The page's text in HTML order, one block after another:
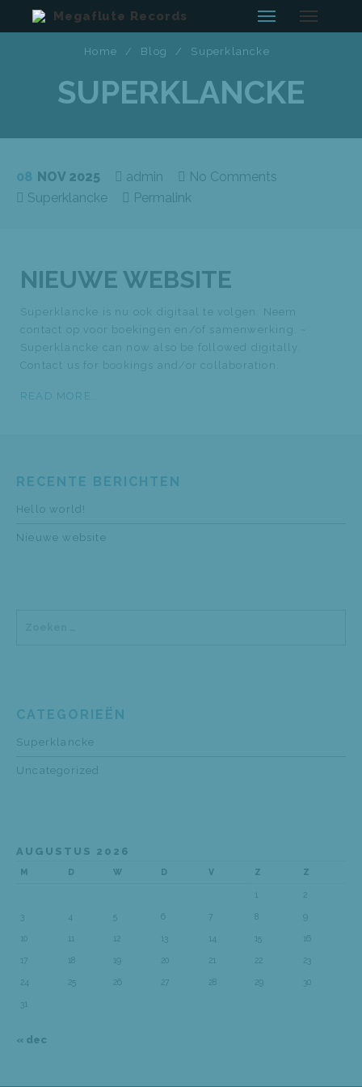
Megaflute Records
Home / Blog / Superklancke
SUPERKLANCKE
08 NOV 2025 admin
No Comments
Superklancke
Permalink
NIEUWE WEBSITE
Superklancke is nu ook digitaal te volgen. Neem
contact op voor boekingen en/of samenwerking. ~
Superklancke can now also be followed digitally.
Contact us for bookings and/or collaboration.
READ MORE...
RECENTE BERICHTEN
Hello world!
Nieuwe website
CATEGORIEËN
Superklancke
Uncategorized
AUGUSTUS 2026
M D W D V Z Z
1 2
3 4 5 6 7 8 9
10 11 12 13 14 15 16
17 18 19 20 21 22 23
24 25 26 27 28 29 30
31
« dec